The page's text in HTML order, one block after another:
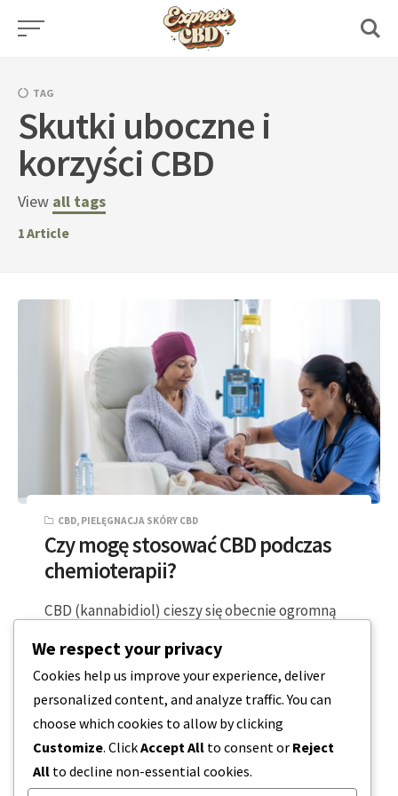
Skip
TAG
Skutki uboczne i
korzyści CBD
View all tags
1Article
CBD, PIELĘGNACJA SKÓRY CBD
Czy mogę stosować CBD podczas
chemioterapii?
CBD (kannabidiol) cieszy się obecnie ogromną
z witaminami lub nowościami. Teraz można go…
4 MINUTY CZYTANIA 2023-12-19
We respect your privacy
Cookies help us improve your experience, deliver
personalized content, and analyze traffic. You can
choose which cookies to allow by clicking
Customize. ClickAccept All to consent or Reject
All to decline non-essential cookies.